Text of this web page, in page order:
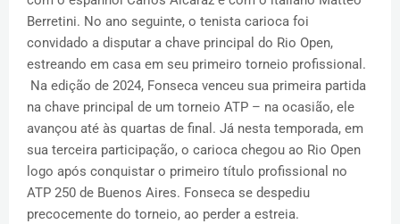
Berretini. No ano seguinte, o tenista carioca foi
convidado a disputar a chave principal do Rio Open,
estreando em casa em seu primeiro torneio profissional.
Na edição de 2024, Fonseca venceu sua primeira partida
na chave principal de um torneio ATP – na ocasião, ele
avançou até às quartas de final. Já nesta temporada, em
sua terceira participação, o carioca chegou ao Rio Open
logo após conquistar o primeiro título profissional no
ATP 250 de Buenos Aires. Fonseca se despediu
precocemente do torneio, ao perder a estreia.